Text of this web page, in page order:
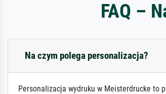
FAQ –
Na czym polega personalizacja?
Personalizacja wydruku w Meisterdrucke to